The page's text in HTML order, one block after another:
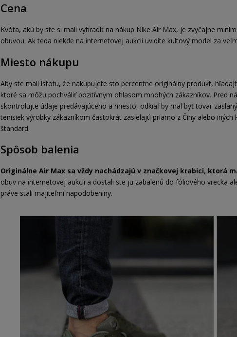
Cena
Kvóta, akú by ste si mali vyhradiť na nákup Nike Air Max, je zvyčajne
obuvou. Ak teda niekde na internetovej aukcii uvidíte kultový model za
Miesto nákupu
Aby ste mali istotu, že nakupujete sto percentne originálny produkt,
ktoré sa môžu pochváliť pozitívnym ohlasom mnohých zákazníkov. Pred
skontrolujte údaje predávajúceho a miesto, odkiaľ by mal byť tovar
tenisiek výrobky zákazníkom častokrát zasielajú priamo z Číny alebo
štandard.
Spôsob balenia
Originálne Air Max sa vždy nachádzajú v značkovej krabici, ktorá
obuv na internetovej aukcii a dostali ste ju zabalenú do fóliového vrecka
práve stali majiteľmi napodobeniny.